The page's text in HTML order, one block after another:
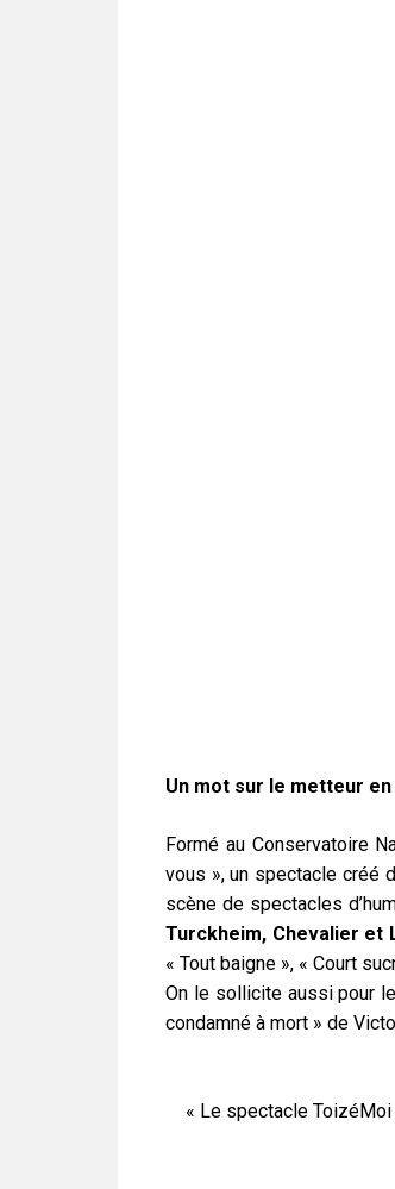
Un mot sur le metteur
Formé au Conservatoire
vous », un spectacle créé
scène de spectacles
Turckheim, Chevalier et
« Tout baigne », « Court
On le sollicite aussi pour
condamné à mort » de
« Le spectacle